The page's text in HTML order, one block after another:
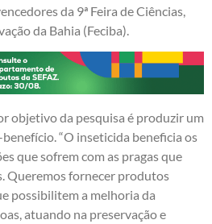
da 9ª Feira de Ciências,
da Bahia (Feciba).
objetivo da pesquisa é produzir um
“O inseticida beneficia os
que sofrem com as pragas que
Queremos fornecer produtos
possibilitem a melhoria da
atuando na preservação e